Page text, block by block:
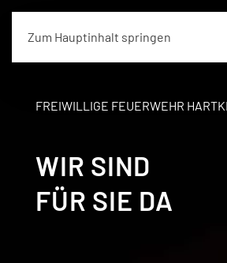
Zum Hauptinhalt springen
FREIWILLIGE FEUERWEHR
WIR SIND
FÜR SIE DA